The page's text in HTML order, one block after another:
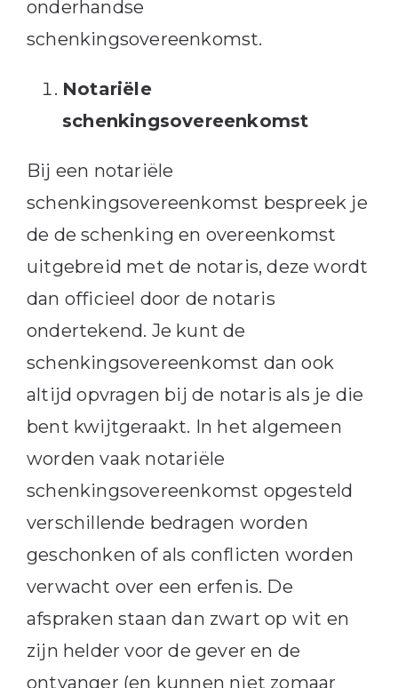
onderhandse
schenkingsovereenkomst.
Notariële
schenkingsovereenkomst
Bij een notariële
schenkingsovereenkomst bespreek je
de de schenking en overeenkomst
uitgebreid met de notaris, deze wordt
dan officieel door de notaris
ondertekend. Je kunt de
schenkingsovereenkomst dan ook
altijd opvragen bij de notaris als je die
bent kwijtgeraakt. In het algemeen
worden vaak notariële
schenkingsovereenkomst opgesteld
verschillende bedragen worden
geschonken of als conflicten worden
verwacht over een erfenis. De
afspraken staan dan zwart op wit en
zijn helder voor de gever en de
ontvanger (en kunnen niet zomaar